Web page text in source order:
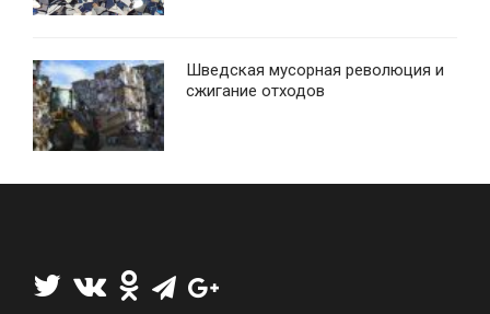
Шведская мусорная революция и
сжигание отходов